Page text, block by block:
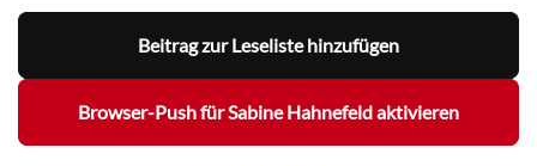
Beitrag zur Leseliste hinzufügen
Browser-Push für Sabine Hahnefeld aktivieren